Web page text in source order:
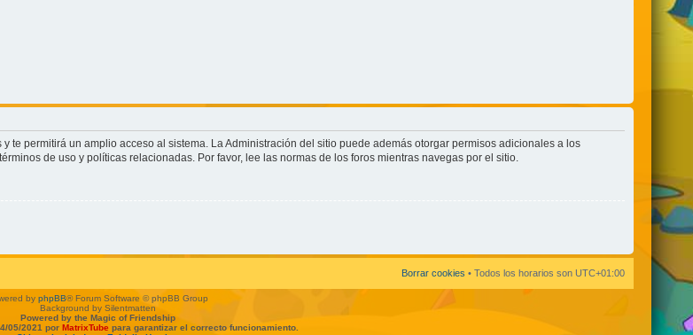
te permitirá un amplio acceso al sistema. La Administración del sitio puede además otorgar permisos adicionales a los
de uso y políticas relacionadas. Por favor, lee las normas de los foros mientras navegas por el sitio.
Borrar cookies • Todos los horarios son UTC+01:00
by phpBB® Forum Software © phpBB Group
Background by Silentmatten
Powered by the Magic of Friendship
05/2021 por MatrixTube para garantizar el correcto funcionamiento.